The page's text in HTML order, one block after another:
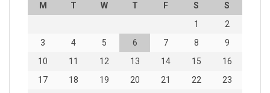
M T W T F S
S
1
2
3
4 5 6 7 8
9
10
11 12 13 14 15
16
17
18 19 20 21 22
23